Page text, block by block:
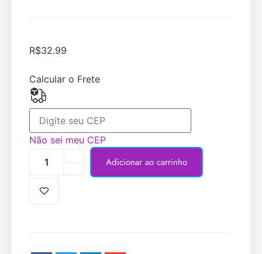
R$32.99
Calcular o Frete
Não sei meu CEP
Adicionar ao carrinho